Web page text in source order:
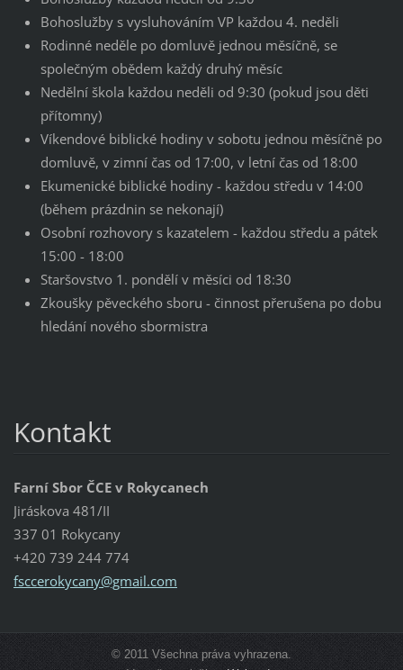
Bohoslužby s vysluhováním VP každou 4. neděli
Rodinné neděle po domluvě jednou měsíčně, se
společným obědem každý druhý měsíc
Nedělní škola každou neděli od 9:30 (pokud jsou děti
přítomny)
Víkendové biblické hodiny v sobotu jednou měsíčně po
domluvě, v zimní čas od 17:00, v letní čas od 18:00
Ekumenické biblické hodiny - každou středu v 14:00
(během prázdnin se nekonají)
Osobní rozhovory s kazatelem - každou středu a pátek
15:00 - 18:00
Staršovstvo 1. pondělí v měsíci od 18:30
Zkoušky pěveckého sboru - činnost přerušena po dobu
hledání nového sbormistra
Kontakt
Farní Sbor ČCE v Rokycanech
Jiráskova 481/II
337 01 Rokycany
+420 739 244 774
fsccerokycany@gmail.com
© 2011 Všechna práva vyhrazena.